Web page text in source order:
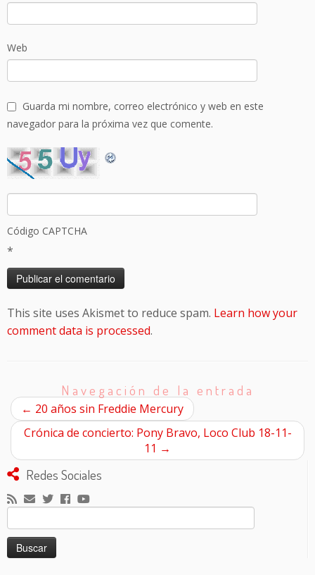
Web
Guarda mi nombre, correo electrónico y web en este
navegador para la próxima vez que comente.
Código CAPTCHA
*
This site uses Akismet to reduce spam. Learn how your
comment data is processed.
Navegación de la entrada
← 20 años sin Freddie Mercury
Crónica de concierto: Pony Bravo, Loco Club 18-11-
11 →
Redes Sociales
Buscar: